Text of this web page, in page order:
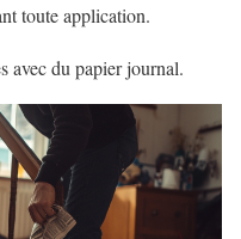
toute application.
avec du papier journal.